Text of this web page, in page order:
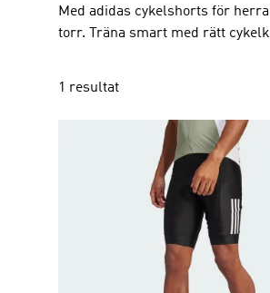
Med adidas cykelshorts för
torr. Träna smart med rätt
1 resultat